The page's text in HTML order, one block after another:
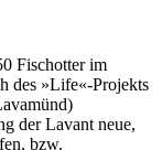
Fischotter im
des »Life«-Projekts
der Lavant neue,
bzw.